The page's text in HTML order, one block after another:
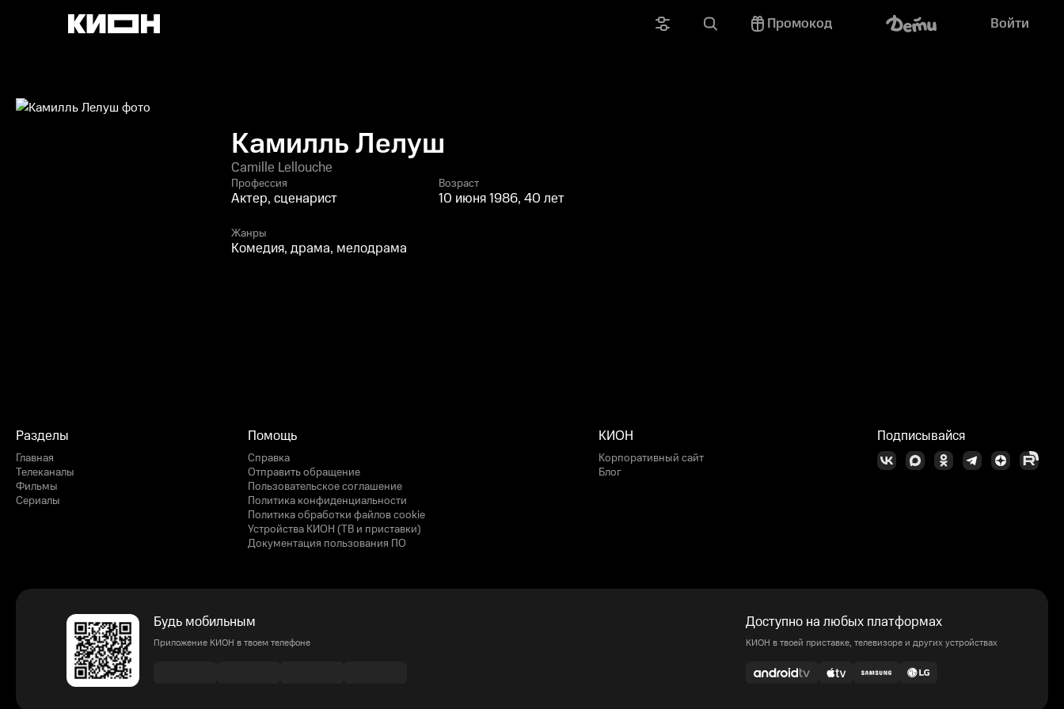
Промокод Войти
Камилль Лелуш
Camille Lellouche
Профессия
Актер, сценарист
Возраст
10 июня 1986, 40 лет
Жанры
Комедия, драма, мелодрама
Разделы
Главная
Телеканалы
Фильмы
Сериалы
Помощь
Справка
Отправить обращение
Пользовательское соглашение
Политика конфиденциальности
Политика обработки файлов cookie
Устройства КИОН (ТВ и приставки)
Документация пользования ПО
КИОН
Корпоративный сайт
Блог
Подписывайся
Будь мобильным
Приложение КИОН в твоем телефоне
Доступно на любых платформах
КИОН в твоей приставке, телевизоре и других устройствах